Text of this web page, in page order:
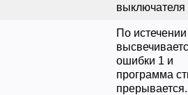
выключателя
По
ошибки 1 и
программа
прерывается.